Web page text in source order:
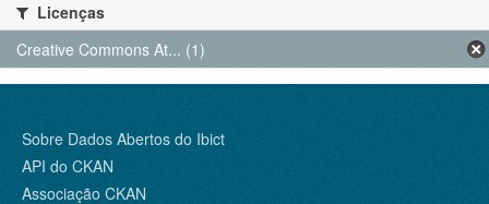
Licenças
Creative Commons At... (1)
Sobre Dados Abertos do Ibict
API do CKAN
Associação CKAN